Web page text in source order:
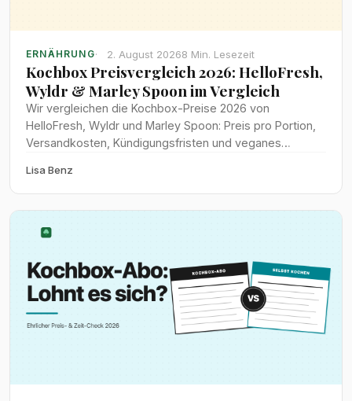
ERNÄHRUNG 2. August 20268 Min. Lesezeit
Kochbox Preisvergleich 2026: HelloFresh,
Wyldr & Marley Spoon im Vergleich
Wir vergleichen die Kochbox-Preise 2026 von
HelloFresh, Wyldr und Marley Spoon: Preis pro Portion,
Versandkosten, Kündigungsfristen und veganes
Lisa Benz